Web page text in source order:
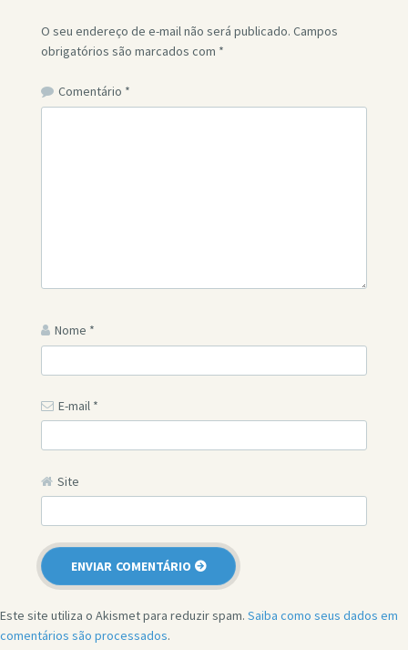
O seu endereço de e-mail não será publicado. Campos
obrigatórios são marcados com *
Comentário *
Nome *
E-mail *
Site
Este site utiliza o Akismet para reduzir spam. Saiba como seus dados em
comentários são processados.